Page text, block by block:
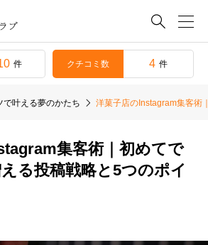

件 クチコミ数 4 件
で叶える夢のかたち 洋菓子店のInstagram集客術
集客術｜初めてで
る投稿戦略と5つのポイ